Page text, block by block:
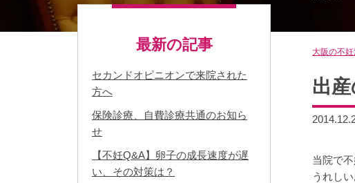
大阪の不
出
当院で
うれし
最新の記事
セカンドオピニオンで来院された
方へ
保険診療、自費診療共通のお知ら
せ
【不妊Q&A】卵子の成長速度が遅
い、その対策は？